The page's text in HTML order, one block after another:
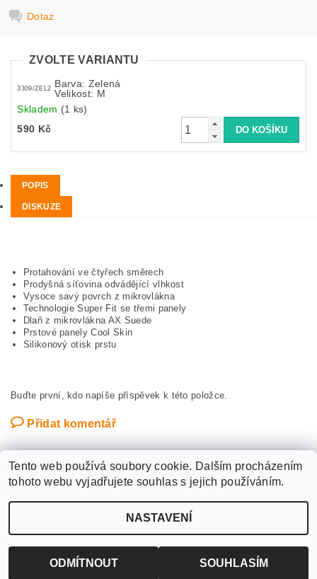
Dotaz
ZVOLTE VARIANTU
3309/ZEL2 Barva: Zelená
Velikost: M
Skladem (1 ks)
590 Kč
POPIS
DISKUZE
Protahování ve čtyřech směrech
Prodyšná síťovina odvádějící vlhkost
Vysoce savý povrch z mikrovlákna
Technologie Super Fit se třemi panely
Dlaň z mikrovlákna AX Suede
Prstové panely Cool Skin
Silikonový otisk prstu
Buďte první, kdo napíše příspěvek k této položce.
Přidat komentář
WANTED SPORT PARDUBICE , všechna práva vyhrazena
cookies
Tento web používá soubory cookie. Dalším procházením
tohoto webu vyjadřujete souhlas s jejich používáním.
NASTAVENÍ
ODMÍTNOUT SOUHLASÍM